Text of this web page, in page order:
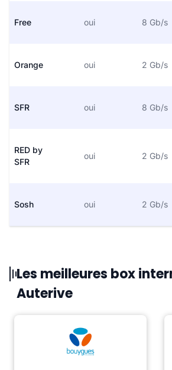
Free oui 8 Gb/s
Orange oui 2 Gb/s
SFR oui 8 Gb/s
RED by
SFR
oui 2 Gb/s
Sosh oui 2 Gb/s
Les meilleures box
Auterive